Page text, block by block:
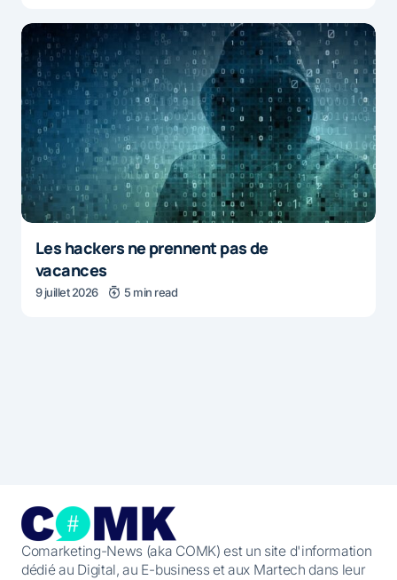
Les hackers ne prennent pas de
vacances
9 juillet 2026 5 min read
Comarketing-News (aka COMK) est un site d'information
dédié au Digital, au E-business et aux Martech dans leur